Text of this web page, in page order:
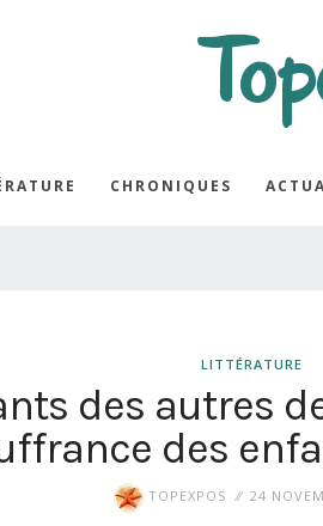
CHRONIQUES
LITTÉRATURE
des autres
des
TOPEXPOS 24